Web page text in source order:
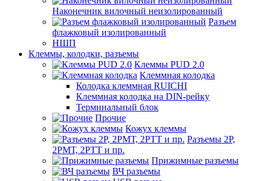
Наконечник вилочный неизолированный
Разъем
флажковый изолированный
НШП
Клеммы, колодки, разъемы
Клеммы PUD 2.0
Клеммная колодка
Колодка клеммная RUICHI
Клеммная колодка на DIN-рейку
Терминальный блок
Прочие
Кожух клеммы
Разъемы 2Р,
2РМТ, 2РТТ и пр.
Прижимные разъемы
ВЧ разъемы